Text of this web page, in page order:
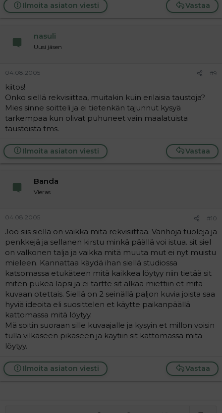
Vastaa
Ilmoita asiaton viesti
nasuli
Uusi jäsen
04.08.2005 #9
kiitos!
Onko siellä rekvisiittaa, muitakin kuin erilaisia taustoja?
Mies sinne soitteli ja ei tietenkän tajunnut kysyä
tarkempaa kun olivat puhuneet vain maalatuista
taustoista tms.
Vastaa
Ilmoita asiaton viesti
Banda
Vieras
04.08.2005 #10
Joo siis siellä on vaikka mitä rekvisiittaa. Vanhoja tuoleja ja
penkkejä ja sellanen kirstu minkä päällä voi istua. sit siel
on valkonen talja ja vaikka mitä muuta mut ei nyt muistu
mieleen. Kannattaa käydä ihan siellä studiossa
katsomassa etukäteen mitä kaikkea löytyy niin tietää sit
miten pukea lapsi ja ei tartte sit alkaa miettiin et mitä
kuvaan otettais. Siellä on 2 seinällä paljon kuvia joista saa
hyviä ideoita eli suosittelen et käytte paikanpäällä
kattomassa mitä löytyy.
Mä soitin suoraan sille kuvaajalle ja kysyin et millon voisin
tulla vilkaseen pikaseen ja käytiin sit kattomassa mitä
löytyy.
Vastaa
Ilmoita asiaton viesti